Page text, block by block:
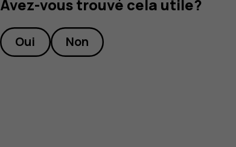
Avez-vous trouvé cela utile?
Oui Non